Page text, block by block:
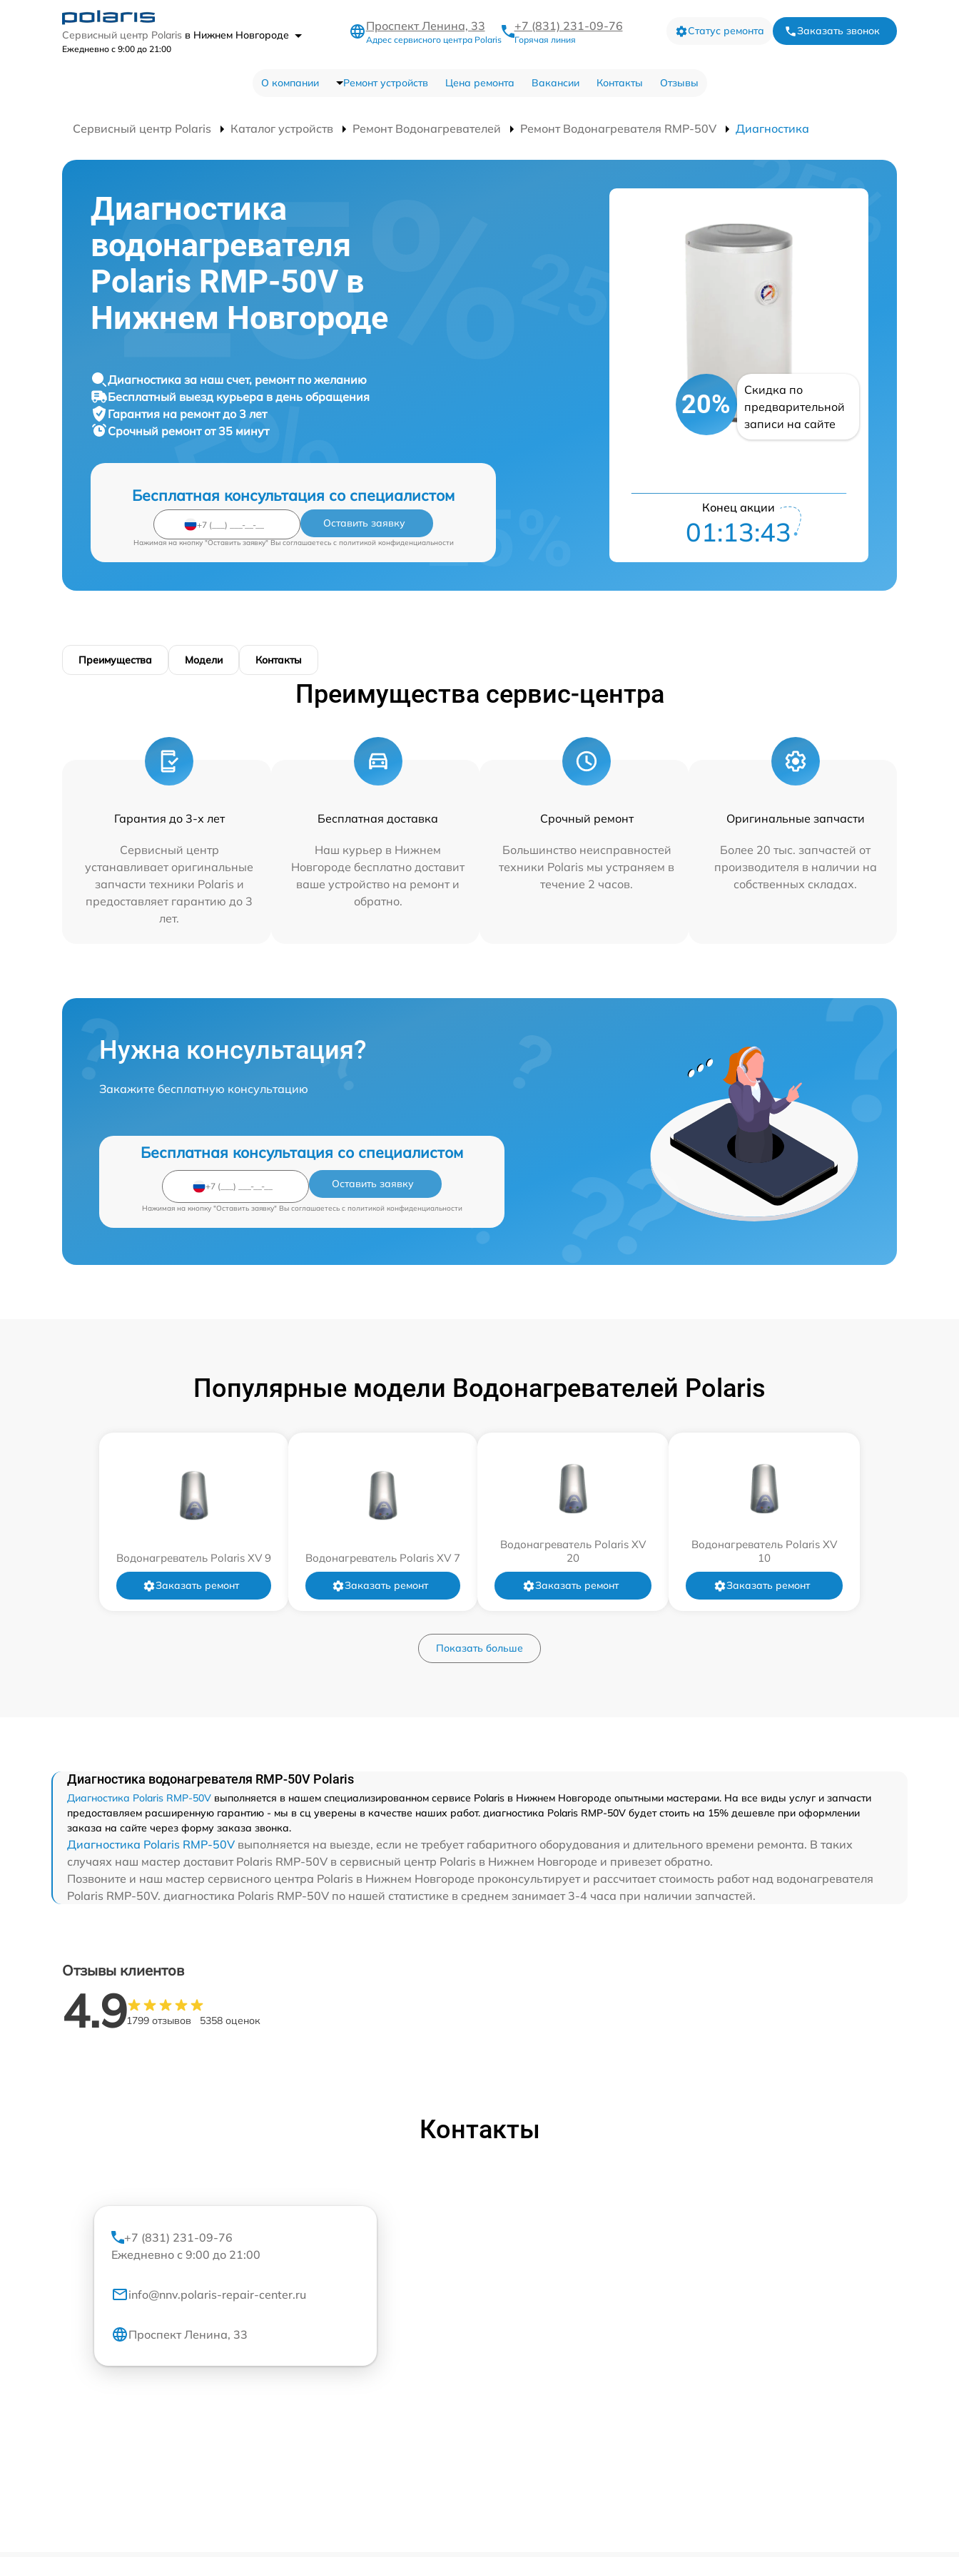
Сервисный центр Polaris в Нижнем Новгороде
Ежедневно с 9:00 до 21:00
Проспект Ленина, 33
Адрес сервисного центра Polaris
+7 (831) 231-09-76
Горячая линия
Статус ремонта Заказать звонок
О компании Ремонт устройств Цена ремонта Вакансии Контакты Отзывы
Сервисный центр Polaris Каталог устройств Ремонт Водонагревателей Ремонт Водонагревателя RMP-50V Диагностика
Диагностика
водонагревателя
Polaris RMP-50V в
Нижнем Новгороде
Диагностика за наш счет, ремонт по желанию
Бесплатный выезд курьера в день обращения
Гарантия на ремонт до 3 лет
Срочный ремонт от 35 минут
Бесплатная консультация со специалистом
Оставить заявку
Нажимая на кнопку "Оставить заявку" Вы соглашаетесь c политикой конфиденциальности
20%
Скидка по
предварительной
записи на сайте
Конец акции
01:13:42
Преимущества Модели Контакты
Преимущества сервис-центра
Гарантия до 3-х лет
Сервисный центр
устанавливает оригинальные
запчасти техники Polaris и
предоставляет гарантию до 3
лет.
Бесплатная доставка
Наш курьер в Нижнем
Новгороде бесплатно доставит
ваше устройство на ремонт и
обратно.
Срочный ремонт
Большинство неисправностей
техники Polaris мы устраняем в
течение 2 часов.
Оригинальные запчасти
Более 20 тыс. запчастей от
производителя в наличии на
собственных складах.
Нужна консультация?
Закажите бесплатную консультацию
Бесплатная консультация со специалистом
Оставить заявку
Нажимая на кнопку "Оставить заявку" Вы соглашаетесь c политикой конфиденциальности
Популярные модели Водонагревателей Polaris
Водонагреватель Polaris XV 9
Заказать ремонт
Водонагреватель Polaris XV 7
Заказать ремонт
Водонагреватель Polaris XV
20
Заказать ремонт
Водонагреватель Polaris XV
10
Заказать ремонт
Показать больше
Диагностика водонагревателя RMP-50V Polaris
Диагностика Polaris RMP-50V выполняется в нашем специализированном сервисе Polaris в Нижнем Новгороде опытными мастерами. На все виды услуг и запчасти
предоставляем расширенную гарантию - мы в сц уверены в качестве наших работ. диагностика Polaris RMP-50V будет стоить на 15% дешевле при оформлении
заказа на сайте через форму заказа звонка.
Диагностика Polaris RMP-50V выполняется на выезде, если не требует габаритного оборудования и длительного времени ремонта. В таких
случаях наш мастер доставит Polaris RMP-50V в сервисный центр Polaris в Нижнем Новгороде и привезет обратно.
Позвоните и наш мастер сервисного центра Polaris в Нижнем Новгороде проконсультирует и рассчитает стоимость работ над водонагревателя
Polaris RMP-50V. диагностика Polaris RMP-50V по нашей статистике в среднем занимает 3-4 часа при наличии запчастей.
Отзывы клиентов
4.91799 отзывов 5358 оценок
Контакты
+7 (831) 231-09-76
Ежедневно с 9:00 до 21:00
info@nnv.polaris-repair-center.ru
Проспект Ленина, 33